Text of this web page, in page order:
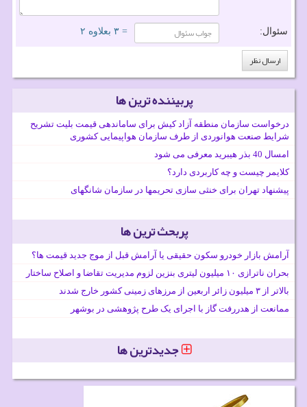
سئوال: = ۳ بعلاوه ۲
پربیننده ترین ها
درخواست سازمان منطقه آزاد کیش برای ساماندهی قیمت بلیت تشریح
شرایط صنعت هوانوردی از طرف سازمان هواپیمایی کشوری
امسال 40 بذر هیبرید معرفی می شود
کلایمر چیست و چه کاربردی دارد؟
پیشنهاد تهران برای خنثی سازی تحریمها در سازمان شانگهای
پربحث ترین ها
آرامش بازار خودرو سکون حقیقی یا آرامش قبل از موج جدید قیمت ها؟
بحران ناترازی ۱۰ میلیون لیتری بنزین لزوم مدیریت تقاضا و اصلاح ساختار
بالاتر از ۳ میلیون زائر اربعین از مرزهای زمینی کشور خارج شدند
ممانعت از هدررفت گاز با اجرای یک طرح پژوهشی در بوشهر
جدیدترین ها